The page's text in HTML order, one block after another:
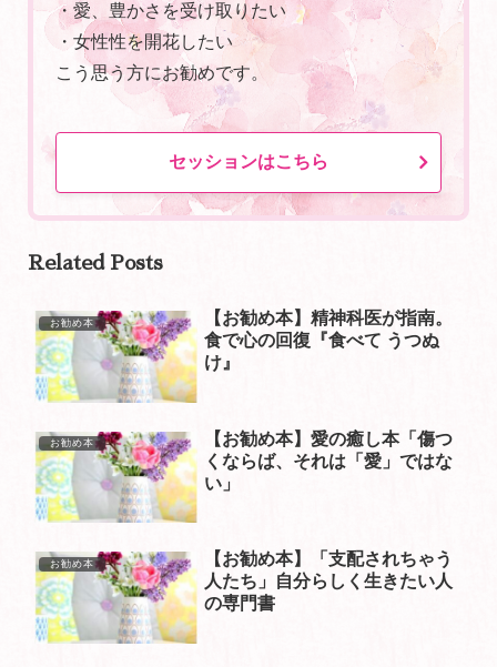
・愛、豊かさを受け取りたい
・女性性を開花したい
こう思う方にお勧めです。
セッションはこちら
Related Posts
お勧め本
【お勧め本】精神科医が指南。
食で心の回復『食べて うつぬ
け』
お勧め本
【お勧め本】愛の癒し本「傷つ
くならば、それは「愛」ではな
い」
お勧め本
【お勧め本】「支配されちゃう
人たち」自分らしく生きたい人
の専門書